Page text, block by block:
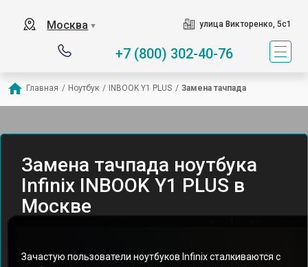
Москва ▼ улица Викторенко, 5с1
+7 (800) 302-40-76
Главная / Ноутбук / INBOOK Y1 PLUS / Замена тачпада
Замена тачпада ноутбука
Infinix INBOOK Y1 PLUS в
Москве
Зачастую пользователи ноутбуков Infinix сталкиваются с